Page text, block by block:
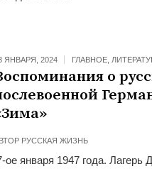
ЯНВАРЯ, 2024 ГЛАВНОЕ,
о
РУССКАЯ ЖИЗНЬ
ое января 1947 года. Лагерь